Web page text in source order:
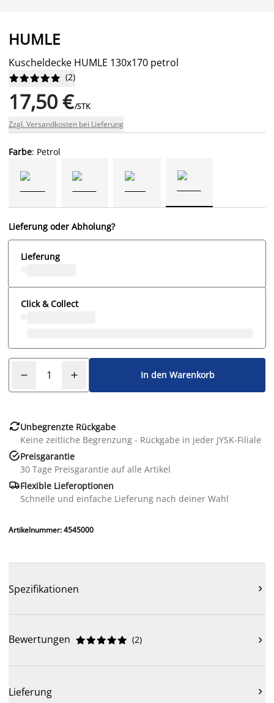
HUMLE
Kuscheldecke HUMLE 130x170 petrol





 (2)
17,50 €/STK
Zzgl. Versandkosten bei Lieferung
Farbe: Petrol
Lieferung oder Abholung?
Lieferung
Click & Collect
In den Warenkorb
Unbegrenzte Rückgabe
Keine zeitliche Begrenzung - Rückgabe in jeder JYSK-Filiale
Preisgarantie
30 Tage Preisgarantie auf alle Artikel
Flexible Lieferoptionen
Schnelle und einfache Lieferung nach deiner Wahl
Artikelnummer: 4545000
Spezifikationen 
Bewertungen 




 (2) 
Lieferung 